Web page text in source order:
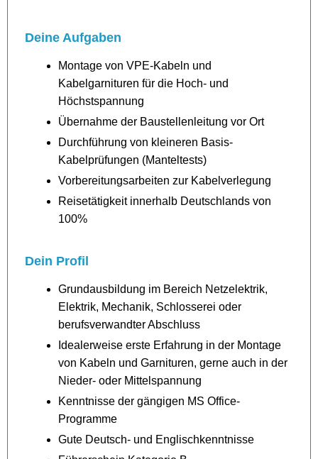
Deine Aufgaben
Montage von VPE-Kabeln und
Kabelgarnituren für die Hoch- und
Höchstspannung
Übernahme der Baustellenleitung vor Ort
Durchführung von kleineren Basis-
Kabelprüfungen (Manteltests)
Vorbereitungsarbeiten zur Kabelverlegung
Reisetätigkeit innerhalb Deutschlands von
100%
Dein Profil
Grundausbildung im Bereich Netzelektrik,
Elektrik, Mechanik, Schlosserei oder
berufsverwandter Abschluss
Idealerweise erste Erfahrung in der Montage
von Kabeln und Garnituren, gerne auch in der
Nieder- oder Mittelspannung
Kenntnisse der gängigen MS Office-
Programme
Gute Deutsch- und Englischkenntnisse